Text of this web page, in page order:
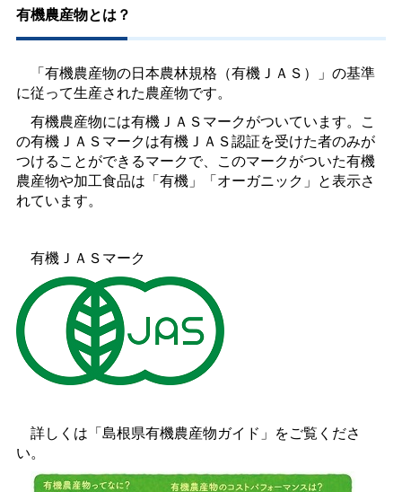
有機農産物とは？
「有機農産物の日本農林規格（有機ＪＡＳ）」の基準
に従って生産された農産物です。
有機農産物には有機ＪＡＳマークがついています。こ
の有機ＪＡＳマークは有機ＪＡＳ認証を受けた者のみが
つけることができるマークで、このマークがついた有機
農産物や加工食品は「有機」「オーガニック」と表示さ
れています。
有機ＪＡＳマーク
詳しくは「島根県有機農産物ガイド」をご覧くださ
い。